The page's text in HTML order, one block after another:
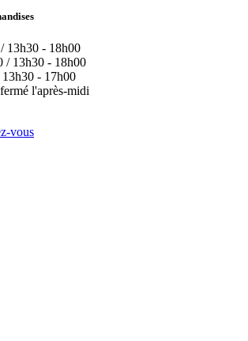
13h30 - 18h00
/ 13h30 - 18h00
- 17h00
l'après-midi
vous